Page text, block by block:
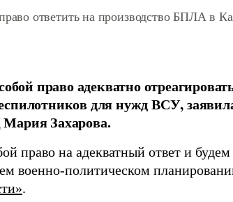
ответить на производство БПЛА в
право адекватно
для нужд ВСУ,
Захарова.
право на адекватный ответ и
военно-политическом
.